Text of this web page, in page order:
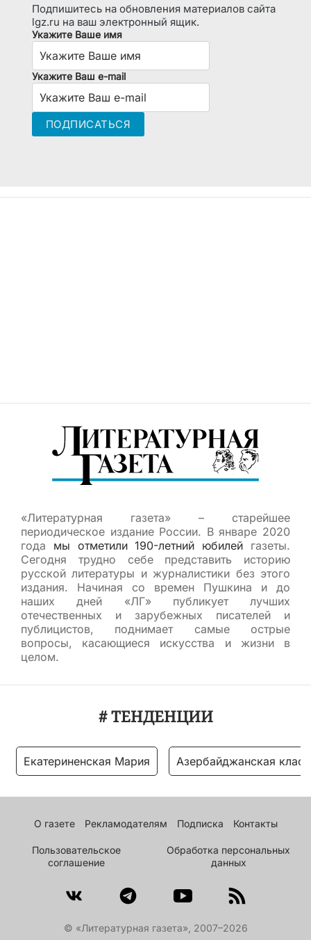
Подпишитесь на обновления материалов сайта
lgz.ru на ваш электронный ящик.
Укажите Ваше имя
Укажите Ваш e-mail
«Литературная газета» – старейшее
периодическое издание России. В январе 2020
года мы отметили 190-летний юбилей газеты.
Сегодня трудно себе представить историю
русской литературы и журналистики без этого
издания. Начиная со времен Пушкина и до
наших дней «ЛГ» публикует лучших
отечественных и зарубежных писателей и
публицистов, поднимает самые острые
вопросы, касающиеся искусства и жизни в
целом.
# ТЕНДЕНЦИИ
Екатериненская Мария Азербайджанская
О газете Рекламодателям Подписка Контакты
Пользовательское
соглашение
Обработка персональных
данных
© «Литературная газета», 2007–2026